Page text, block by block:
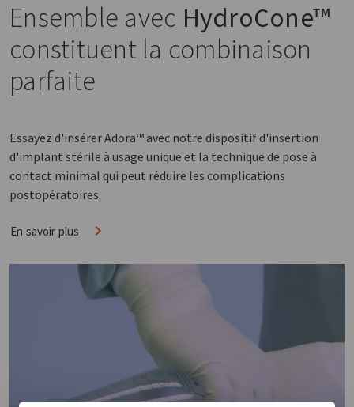
Ensemble avec HydroCone™
constituent la combinaison
parfaite
Essayez d'insérer Adora™ avec notre dispositif d'insertion
d'implant stérile à usage unique et la technique de pose à
contact minimal qui peut réduire les complications
postopératoires.
En savoir plus